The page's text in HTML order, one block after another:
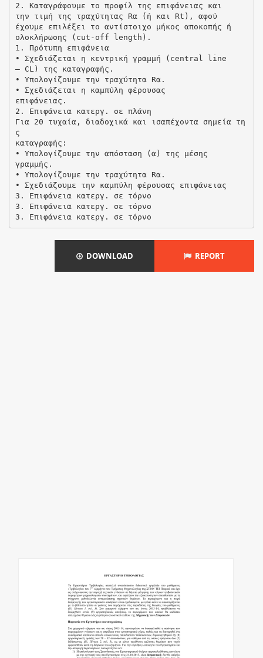
2. Καταγράφουμε το προφίλ της επιφάνειας και
την τιμή της τραχύτητας Rα (ή και Rt), αφού
έχουμε επιλέξει το αντίστοιχο μήκος αποκοπής ή
ολοκλήρωσης (cut-off length).
1. Πρότυπη επιφάνεια
• Σχεδιάζεται η κεντρική γραμμή (central line
– CL) της καταγραφής.
• Υπολογίζουμε την τραχύτητα Rα.
• Σχεδιάζεται η καμπύλη φέρουσας
επιφάνειας.
2. Επιφάνεια κατεργ. σε πλάνη
Για 20 τυχαία, διαδοχικά και ισαπέχοντα σημεία τη
ς
καταγραφής:
• Υπολογίζουμε την απόσταση (α) της μέσης
γραμμής.
• Υπολογίζουμε την τραχύτητα Rα.
• Σχεδιάζουμε την καμπύλη φέρουσας επιφάνειας
3. Επιφάνεια κατεργ. σε τόρνο
3. Επιφάνεια κατεργ. σε τόρνο
DOWNLOAD REPORT